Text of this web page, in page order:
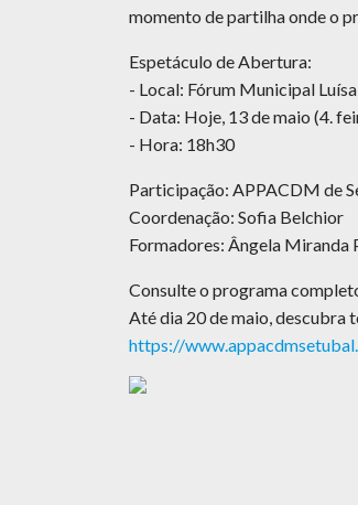
momento de partilha onde o
Espetáculo de Abertura:
- Local: Fórum Municipal
- Data: Hoje, 13 de maio (4.
- Hora: 18h30
Participação: APPACDM de
Coordenação: Sofia Belchior
Formadores: Ângela Miranda
Consulte o programa
Até dia 20 de maio, descubra
https://